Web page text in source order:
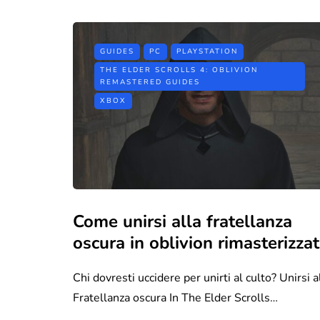
GUIDES PC
PLAYSTATION
THE ELDER SCROLLS 4: OBLIVION
REMASTERED GUIDES
XBOX
Come unirsi alla fratellanza
oscura in oblivion
Chi dovresti uccidere per unirti al culto? Unirsi
Fratellanza oscura In The Elder Scrolls…